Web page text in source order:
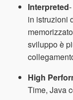
Interpreted
in istruzioni
sviluppo è
High
Time, Java